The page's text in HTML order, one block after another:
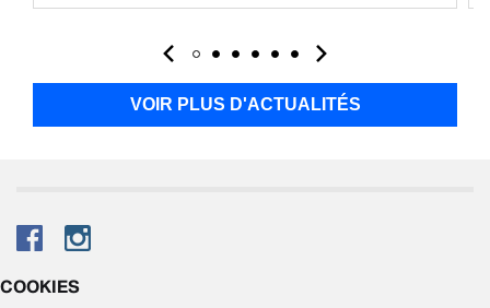
VOIR PLUS D'ACTUALITÉS
COOKIES